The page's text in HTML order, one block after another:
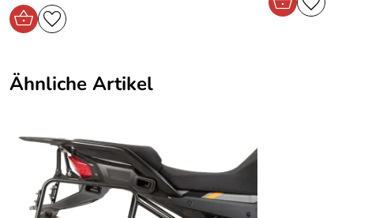
Ähnliche Artikel